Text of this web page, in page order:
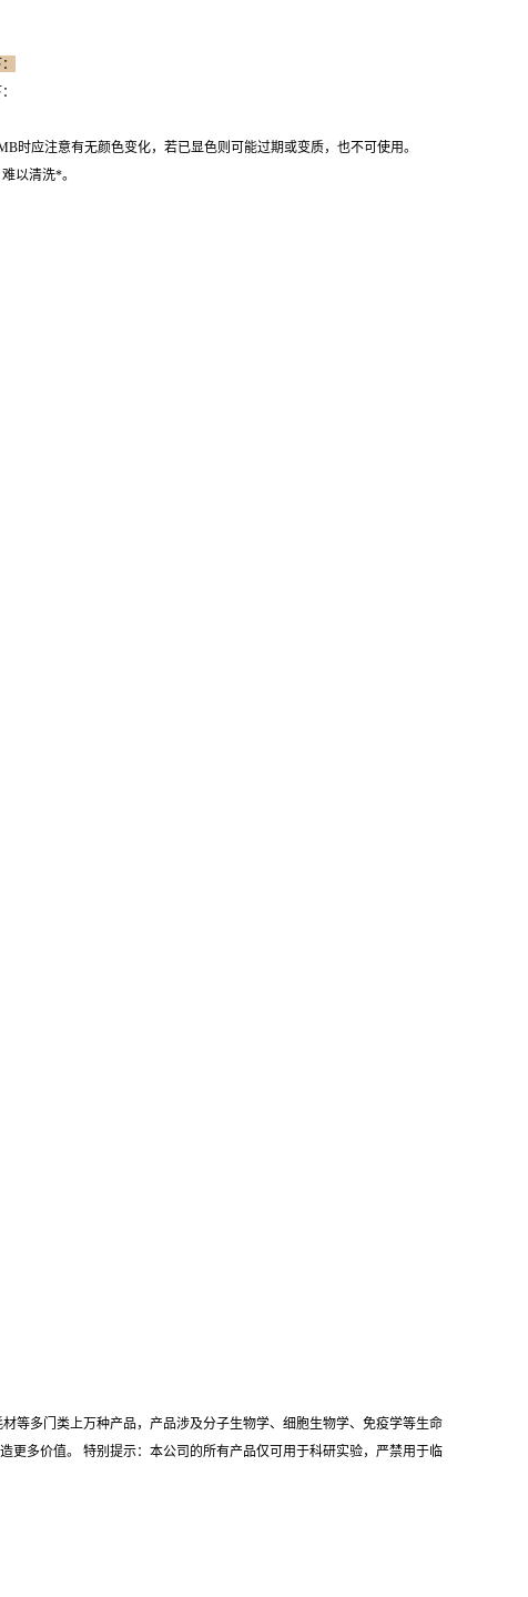
应注意有无颜色变化，若已显色则可能过期或变质，也不可使用。
以清洗*。
等多门类上万种产品，产品涉及分子生物学、细胞生物学、免疫学等生命
更多价值。 特别提示：本公司的所有产品仅可用于科研实验，严禁用于临